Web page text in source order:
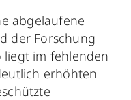
abgelaufene
der Forschung
liegt im fehlenden
erhöhten